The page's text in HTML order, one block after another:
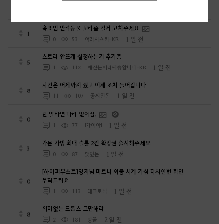
1
흑표범 반려동물 꼬리좀 길게 고쳐주세요
0 53 아라시츠키-KR 1 일 전
5
스토리 안뜨게 설정하는거 추가좀
1 112 째진눈이라째송합니다-KR 1 일 전
8
시간은 어제까지 줬고 이제 조치 들어갑니다
11 107 공짜안됨 1 일 전
0
란 말타면 다리 없어짐.
1 77 I가이아I 1 일 전
3
가문 가방 최대 슬롯 2칸 확장권 출시해주세요
0 87 맛있는 1 일 전
0
[하이퍼부스트]영자님 마르니 회중 시계 가심 다시한번 확인
부탁드려요
1 113 테크토닉 1 일 전
8
의미없는 드롭스 그만해라
2 181 빵꿀 2 일 전